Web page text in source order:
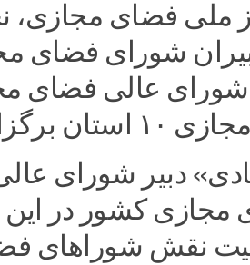
ملی فضای مجازی،
شورای فضای
شورای عالی فضای
شد.
دبیر شورای
کشور در این
نقش شوراهای